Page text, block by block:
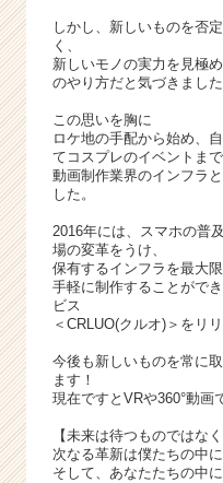
ト
チ
ア
リ
ア
e
e
r
a
r
e
しかし、新しいものを否
く、
新しいモノの実力を見極
のやり方だと気づきました
この思いを胸に
ロケ地の手配から始め、
てコスプレのイベントまで
動画制作業界のインフラ
した。
2016年には、スマホの普
場の変革をうけ、
保有するインフラを最大
手軽に制作することがで
ビス
＜CRLUO(クルオ)＞をリリ
今後も新しいものを常に
ます！
現在ですとVRや360°動画
【未来は待つものではな
次なる革新は僕たちの中に
そして、あなたたちの中に